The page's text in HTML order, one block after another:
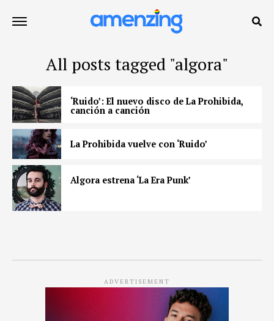
All posts tagged "algora"
‘Ruido’: El nuevo disco de La Prohibida,
canción a canción
La Prohibida vuelve con ‘Ruido’
Algora estrena ‘La Era Punk’
ADVERTISEMENT